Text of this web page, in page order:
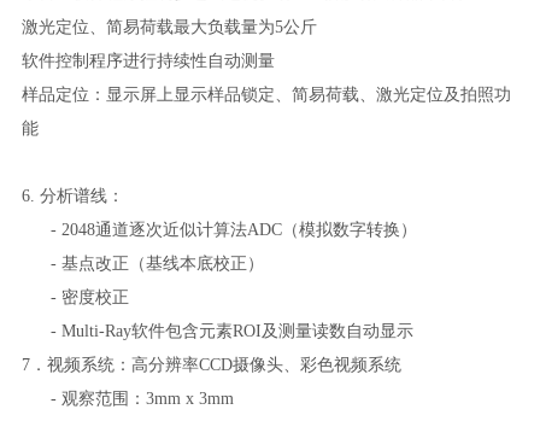
激光定位、简易荷载最大负载量为5公斤
软件控制程序进行持续性自动测量
样品定位：显示屏上显示样品锁定、简易荷载、激光定位及拍照功
能
6. 分析谱线：
- 2048通道逐次近似计算法ADC（模拟数字转换）
- 基点改正（基线本底校正）
- 密度校正
- Multi-Ray软件包含元素ROI及测量读数自动显示
7．视频系统：高分辨率CCD摄像头、彩色视频系统
- 观察范围：3mm x 3mm